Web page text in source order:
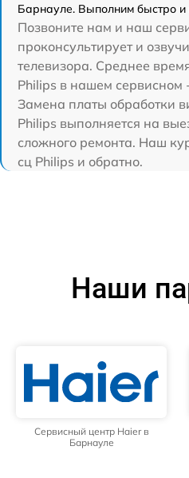
Барнауле. Выполним быстро и
Позвоните нам и наш
проконсультирует и
телевизора. Среднее
Philips в нашем сервисном
Замена платы обработки
Philips выполняется на
сложного ремонта. Наш
сц Philips и обратно.
Наши
Сервисный центр Haier в
Барнауле